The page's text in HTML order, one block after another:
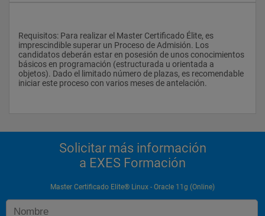
Requisitos: Para realizar el Master Certificado Élite, es
imprescindible superar un Proceso de Admisión. Los
candidatos deberán estar en posesión de unos conocimientos
básicos en programación (estructurada u orientada a
objetos). Dado el limitado número de plazas, es recomendable
iniciar este proceso con varios meses de antelación.
Solicitar más información
a EXES Formación
Master Certificado Elite® Linux - Oracle 11g (Online)